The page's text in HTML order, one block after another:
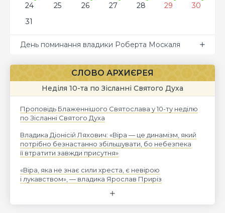
24
25 26 27 28 29
30
31
День поминання владики Роберта Москаля
СЛОВО АРХИЄРЕЯ
Неділя 10-та по Зісланні Святого Духа
Проповідь Блаженнішого Святослава у 10-ту неділю
по Зісланні Святого Духа
Владика Діонісій Ляхович: «Віра — це динамізм, який
потрібно безнастанно збільшувати, бо небезпека
її втратити завжди присутня»
«Віра, яка не знає сили хреста, є невірою
і лукавством», — владика Ярослав Приріз